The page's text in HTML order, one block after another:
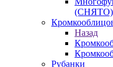
(СНЯТО)
Назад
Рубанки